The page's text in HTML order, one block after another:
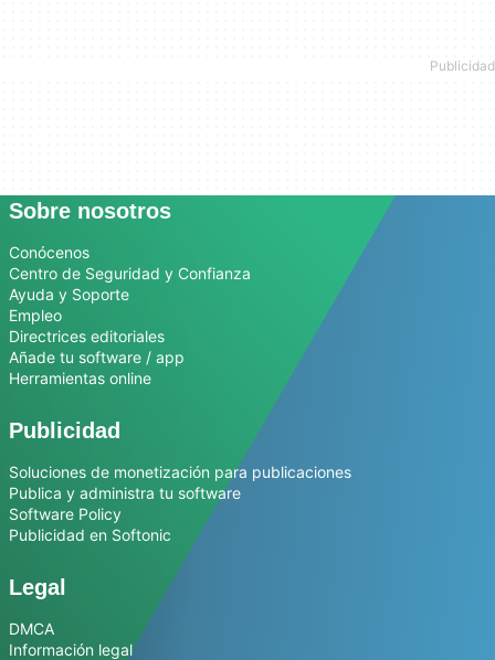
Sobre nosotros
Conócenos
Centro de Seguridad y Confianza
Ayuda y Soporte
Empleo
Directrices editoriales
Añade tu software / app
Herramientas online
Publicidad
Soluciones de monetización para publicaciones
Publica y administra tu software
Software Policy
Publicidad en Softonic
Legal
DMCA
Información legal